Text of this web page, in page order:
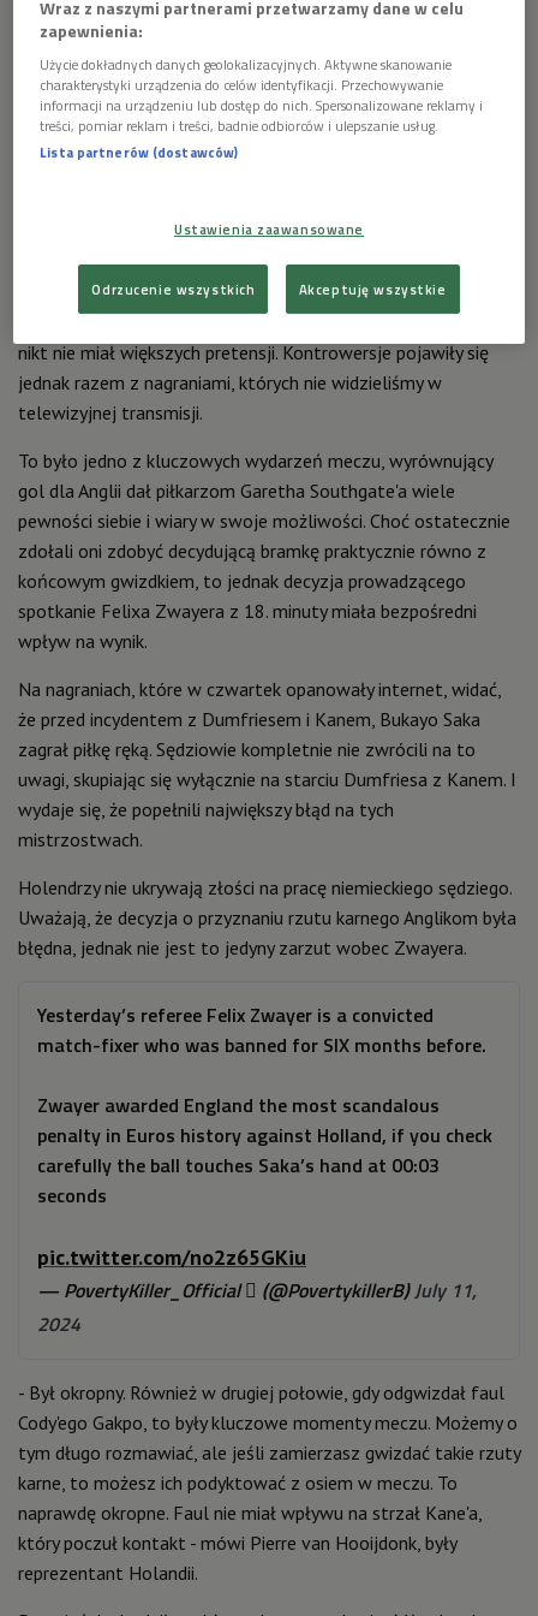
Sędzia Felix Zwayer znalazł się na celowniku
Faul Denzela Dumfriesa na Harrym Kanie w polu karnym,
który zakończył się jedenastką dla Anglików i bramką
Harry'ego Kane'a, był bezdyskusyjny. Jeśli chodzi o tę sytuację,
nikt nie miał większych pretensji. Kontrowersje pojawiły się
jednak razem z nagraniami, których nie widzieliśmy w
telewizyjnej transmisji.
To było jedno z kluczowych wydarzeń meczu, wyrównujący
gol dla Anglii dał piłkarzom Garetha Southgate'a wiele
pewności siebie i wiary w swoje możliwości. Choć ostatecznie
zdołali oni zdobyć decydującą bramkę praktycznie równo z
końcowym gwizdkiem, to jednak decyzja prowadzącego
spotkanie Felixa Zwayera z 18. minuty miała bezpośredni
wpływ na wynik.
Na nagraniach, które w czwartek opanowały internet, widać,
że przed incydentem z Dumfriesem i Kanem, Bukayo Saka
zagrał piłkę ręką. Sędziowie kompletnie nie zwrócili na to
uwagi, skupiając się wyłącznie na starciu Dumfriesa z Kanem. I
wydaje się, że popełnili największy błąd na tych
mistrzostwach.
Holendrzy nie ukrywają złości na pracę niemieckiego sędziego.
Uważają, że decyzja o przyznaniu rzutu karnego Anglikom była
błędna, jednak nie jest to jedyny zarzut wobec Zwayera.
Yesterday’s referee Felix Zwayer is a convicted
match-fixer who was banned for SIX months before.
Zwayer awarded England the most scandalous
penalty in Euros history against Holland, if you check
carefully the ball touches Saka’s hand at 00:03
seconds
pic.twitter.com/no2z65GKiu
— PovertyKiller_Official  (@PovertykillerB)July 11,
2024
- Był okropny. Również w drugiej połowie, gdy odgwizdał faul
Cody'ego Gakpo, to były kluczowe momenty meczu. Możemy o
tym długo rozmawiać, ale jeśli zamierzasz gwizdać takie rzuty
karne, to możesz ich podyktować z osiem w meczu. To
naprawdę okropne. Faul nie miał wpływu na strzał Kane'a,
który poczuł kontakt - mówi Pierre van Hooijdonk, były
reprezentant Holandii.
Wraz z naszymi partnerami przetwarzamy dane w celu
zapewnienia:
Użycie dokładnych danych geolokalizacyjnych. Aktywne skanowanie
charakterystyki urządzenia do celów identyfikacji. Przechowywanie
informacji na urządzeniu lub dostęp do nich. Spersonalizowane reklamy i
treści, pomiar reklam i treści, badnie odbiorców i ulepszanie usług.
Lista partnerów (dostawców)
Ustawienia zaawansowane
Odrzucenie wszystkich Akceptuję wszystkie